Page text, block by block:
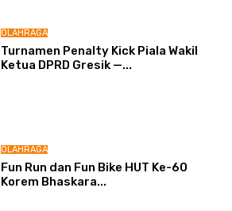
OLAHRAGA
Turnamen Penalty Kick Piala Wakil
Ketua DPRD Gresik —...
OLAHRAGA
Fun Run dan Fun Bike HUT Ke-60
Korem Bhaskara...